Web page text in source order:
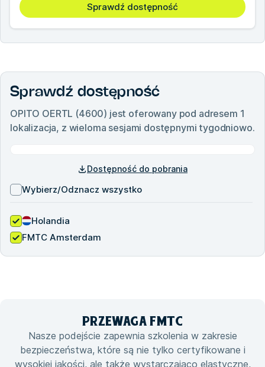
Sprawdź dostępność
Sprawdź dostępność
OPITO OERTL (4600) jest oferowany pod adresem 1
lokalizacja, z wieloma sesjami dostępnymi tygodniowo.
Dostępność do pobrania
Wybierz/Odznacz wszystko
Holandia
FMTC Amsterdam
PRZEWAGA FMTC
Nasze podejście zapewnia szkolenia w zakresie
bezpieczeństwa, które są nie tylko certyfikowane i
wysokiej jakości, ale także wystarczająco elastyczne,